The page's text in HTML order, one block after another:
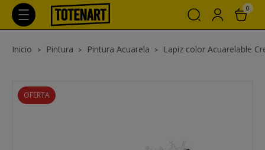
0
Inicio Pintura Pintura Acuarela Lapiz color Acuarelable
OFERTA